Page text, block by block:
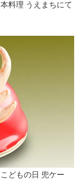
料理 うえまちにて
どもの日 兜ケー